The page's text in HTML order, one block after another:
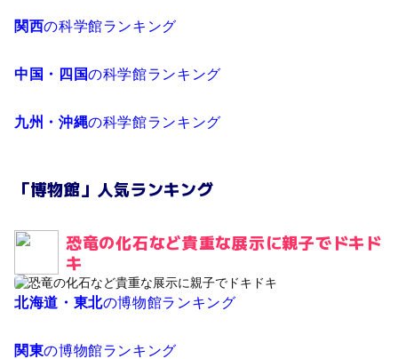
関西の科学館ランキング
中国・四国の科学館ランキング
九州・沖縄の科学館ランキング
「博物館」人気ランキング
恐竜の化石など貴重な展示に親子でドキド
キ
北海道・東北の博物館ランキング
関東の博物館ランキング